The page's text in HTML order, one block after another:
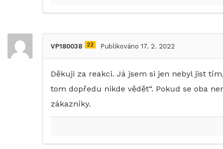
VP180038 22 Publikováno 17. 2. 2022
Děkuji za reakci. Já jsem si jen nebyl jist
tom dopředu nikde vědět“. Pokud se oba
zákazníky.